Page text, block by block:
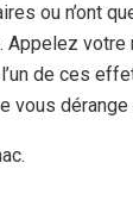
ou n’ont
Appelez votre
de ces
vous dérange